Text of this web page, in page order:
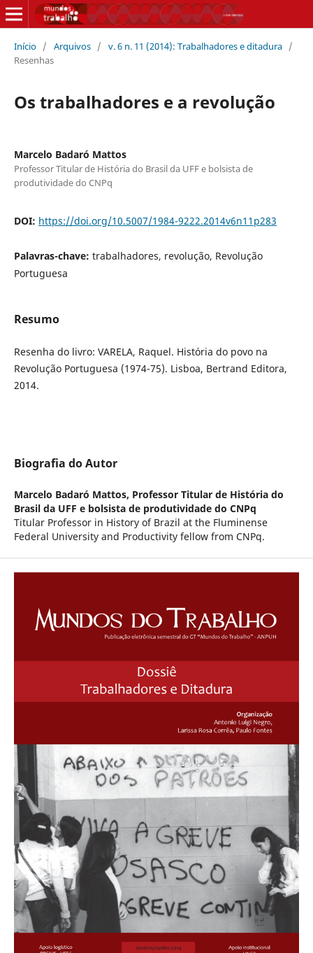
Início / Arquivos / v. 6 n. 11 (2014): Trabalhadores e ditadura /
Resenhas
Os trabalhadores e a revolução
Marcelo Badaró Mattos
Professor Titular de História do Brasil da UFF e bolsista de
produtividade do CNPq
DOI: https://doi.org/10.5007/1984-9222.2014v6n11p283
Palavras-chave: trabalhadores, revolução, Revolução
Portuguesa
Resumo
Resenha do livro: VARELA, Raquel. História do povo na
Revolução Portuguesa (1974-75). Lisboa, Bertrand Editora,
2014.
Biografia do Autor
Marcelo Badaró Mattos, Professor Titular de História do
Brasil da UFF e bolsista de produtividade do CNPq
Titular Professor in History of Brazil at the Fluminense
Federal University and Productivity fellow from CNPq.